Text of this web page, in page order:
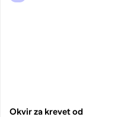
Okvir za krevet od